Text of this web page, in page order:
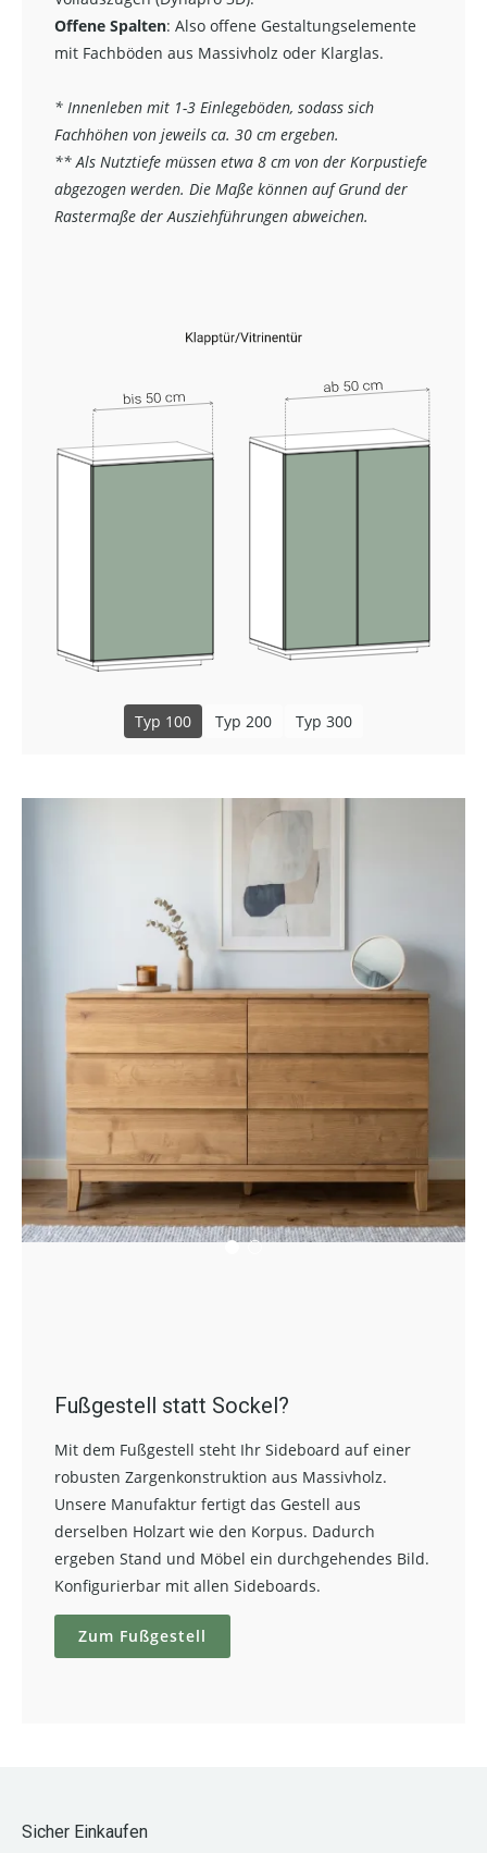
Offene Spalten: Also offene Gestaltungselemente
mit Fachböden aus Massivholz oder Klarglas.
* Innenleben mit 1-3 Einlegeböden, sodass sich
Fachhöhen von jeweils ca. 30 cm ergeben.
** Als Nutztiefe müssen etwa 8 cm von der Korpustiefe
abgezogen werden. Die Maße können auf Grund der
Rastermaße der Ausziehführungen abweichen.
Typ 100 Typ 200 Typ 300
Fußgestell statt Sockel?
Mit dem Fußgestell steht Ihr Sideboard auf einer
robusten Zargenkonstruktion aus Massivholz.
Unsere Manufaktur fertigt das Gestell aus
derselben Holzart wie den Korpus. Dadurch
ergeben Stand und Möbel ein durchgehendes Bild.
Konfigurierbar mit allen Sideboards.
Zum Fußgestell
Sicher Einkaufen